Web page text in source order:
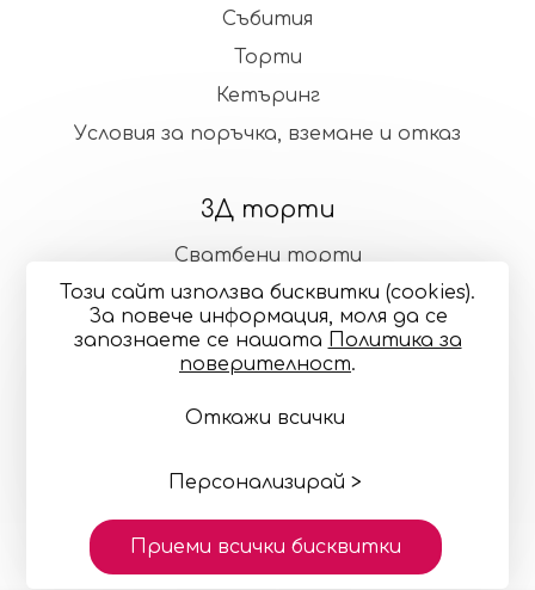
Събития
Торти
Кетъринг
Условия за поръчка, вземане и отказ
3Д торти
Сватбени торти
Стандартни торти
правото на малки корекции в декорацията и
цветовете
Онлайн разрешаване на спорове
Изработка на сайт върху Creativiso® Xpress™
(v1.50.18)
* 1 EUR = 1.95583 BGN
Този сайт използва бисквитки (cookies).
За повече информация, моля да се
запознаете се нашaтa Политика за
поверителност.
Откажи всички
Персонализирай >
Приеми всички бисквитки